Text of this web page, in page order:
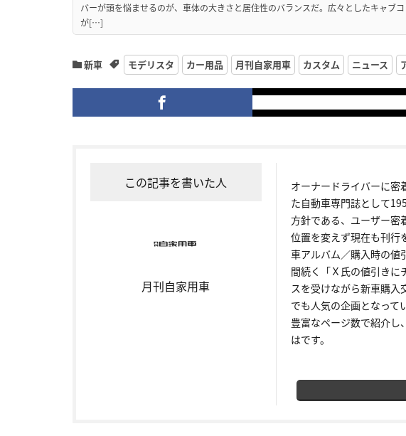
バーが頭を悩ませるのが、車体の大きさと居住性のバランスだ。広々としたキャブ
が[…]
新車 モデリスタ カー用品 月刊自家用車 カスタム ニュース
この記事を書いた人
月刊自家用車
オーナードライバーに密
た自動車専門誌として
方針である、ユーザー密
位置を変えず現在も刊行
車アルバム／購入時の値
間続く「Ｘ氏の値引きに
スを受けながら新車購入
でも人気の企画となって
豊富なページ数で紹介し
はです。